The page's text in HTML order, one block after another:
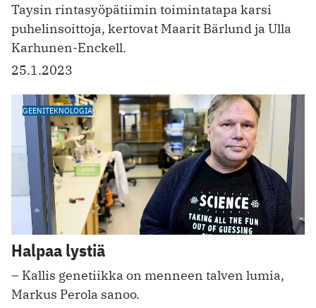
Taysin rintasyöpätiimin toimintatapa karsi
puhelinsoittoja, kertovat Maarit Bärlund ja Ulla
Karhunen-Enckell.
25.1.2023
GEENITEKNOLOGIA
Halpaa lystiä
– Kallis genetiikka on menneen talven lumia,
Markus Perola sanoo.